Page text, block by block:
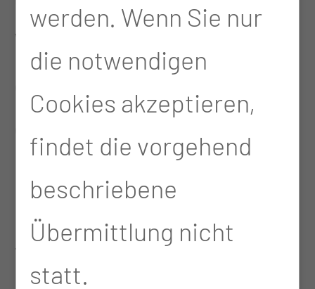
Versorgungscenter auf
den Stationen ja den
direkten Kontakt zu den
Patienten. Wir bringen
nicht nur wie früher die
Tabletts mit dem Essen
werden. Wenn Sie nur
die notwendigen
Cookies akzeptieren,
findet die vorgehend
beschriebene
Übermittlung nicht
statt.